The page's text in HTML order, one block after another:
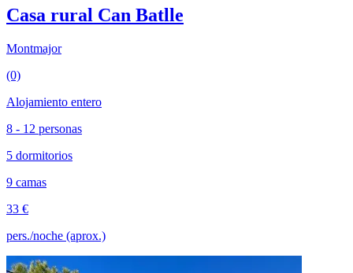
Casa rural Can Batlle
Montmajor
(0)
Alojamiento entero
8 - 12 personas
5 dormitorios
9 camas
33 €
pers./noche (aprox.)